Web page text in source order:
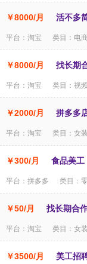
￥8000/月 活不多
平台：淘宝 类目：电
￥8000/月 找长期
平台：淘宝 类目：视
￥2000/月 拼多多
平台：淘宝 类目：女
￥300/月 食品美工
平台：拼多多 类目：
￥50/月 找长期合
平台：淘宝 类目：女
￥3500/月 美工招